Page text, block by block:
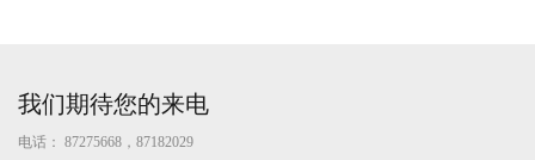
我们期待您的来电
电话： 87275668，87182029